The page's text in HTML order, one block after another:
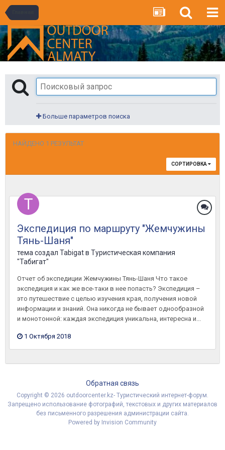
Больше параметров поиска
НАЙДЕНО 1 РЕЗУЛЬТАТ
СОРТИРОВКА
Экспедиция по маршруту "Жемчужины
Тянь-Шаня"
тема создал Tabigatв Туристическая компания
"Табигат"
Отчет об экспедиции Жемчужины Тянь-Шаня Что такое
экспедиция и как же все-таки в нее попасть? Экспедиция –
это путешествие с целью изучения края, получения новой
информации и знаний. Она никогда не бывает однообразной
и монотонной: каждая экспедиция уникальна, интересна и...
1 Октября 2018
Обратная связь
Copyright © 2026 outdoorcenter.kz- Туристический интернет-форум.
Запрещено использование фотографий, текстовых и других материалов
без письменного разрешения администрации сайта.
Powered by Invision Community